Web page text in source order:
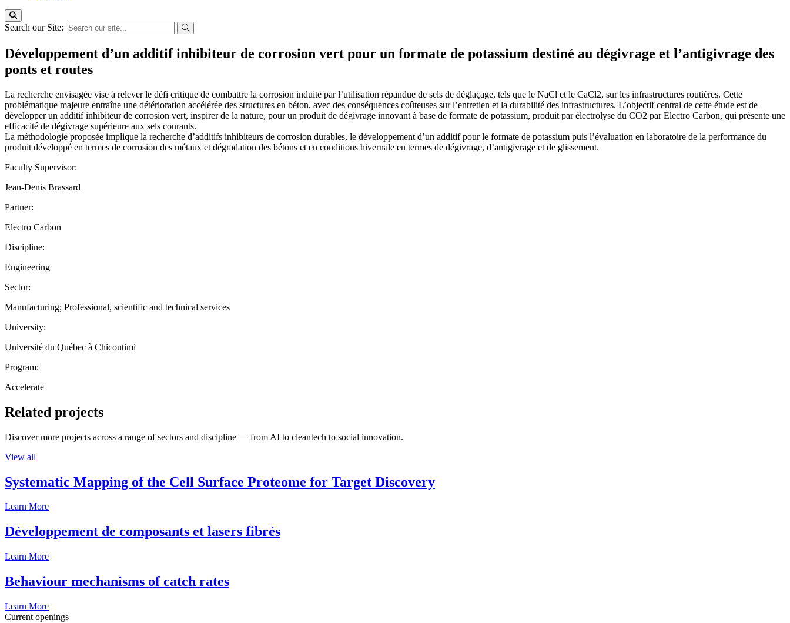
Search our Site:
Développement d’un additif inhibiteur de corrosion vert pour un formate de potassium destiné au dégivrage et l’antigivrage des
ponts et routes
La recherche envisagée vise à relever le défi critique de combattre la corrosion induite par l’utilisation répandue de sels de déglaçage, tels que le NaCl et le CaCl2, sur les infrastructures routières. Cette
problématique majeure entraîne une détérioration accélérée des structures en béton, avec des conséquences coûteuses sur l’entretien et la durabilité des infrastructures. L’objectif central de cette étude est de
développer un additif inhibiteur de corrosion vert, inspirer de la nature, pour un produit de dégivrage innovant à base de formate de potassium, produit par électrolyse du CO2 par Electro Carbon, qui présente une
efficacité de dégivrage supérieure aux sels courants.
La méthodologie proposée implique la recherche d’additifs inhibiteurs de corrosion durables, le développement d’un additif pour le formate de potassium puis l’évaluation en laboratoire de la performance du
produit développé en termes de corrosion des métaux et dégradation des bétons et en conditions hivernale en termes de dégivrage, d’antigivrage et de glissement.
Faculty Supervisor:
Jean-Denis Brassard
Partner:
Electro Carbon
Discipline:
Engineering
Sector:
Manufacturing; Professional, scientific and technical services
University:
Université du Québec à Chicoutimi
Program:
Accelerate
Related projects
Discover more projects across a range of sectors and discipline — from AI to cleantech to social innovation.
View all
Systematic Mapping of the Cell Surface Proteome for Target Discovery
Learn More
Développement de composants et lasers fibrés
Learn More
Behaviour mechanisms of catch rates
Learn More
Current openings